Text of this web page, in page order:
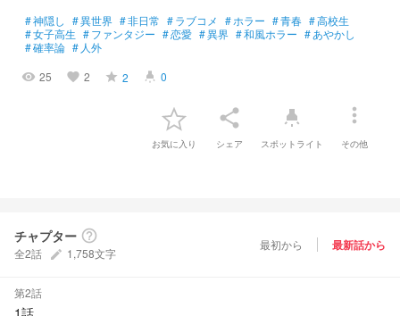
#神隠し #異世界 #非日常 #ラブコメ #ホラー #青春 #高校生
#女子高生 #ファンタジー #恋愛 #異界 #和風ホラー #あやかし
#確率論 # 人外
visibility 25 favorite 2 grade 2 highlight 0
お気に入り
share
シェア
highlight
スポットライト
more_vert
その他
チャプター help_outline
全2話 create 1,758文字
最初から 最新話から
第2話